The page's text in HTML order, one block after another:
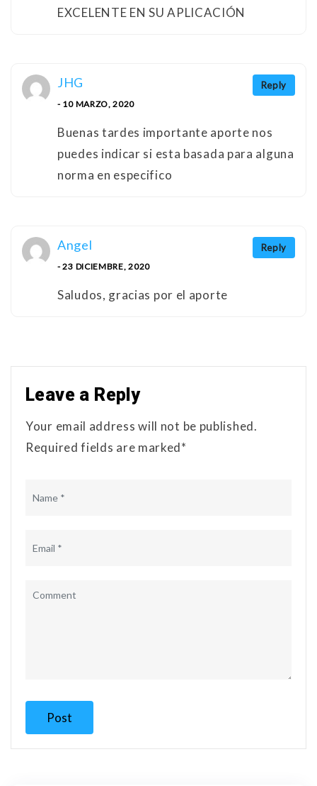
EXCELENTE EN SU APLICACIÓN
Reply
JHG
- 10 MARZO, 2020
Buenas tardes importante aporte nos
puedes indicar si esta basada para alguna
norma en especifico
Reply
Angel
- 23 DICIEMBRE, 2020
Saludos, gracias por el aporte
Leave a Reply
Your email address will not be published.
Required fields are marked*